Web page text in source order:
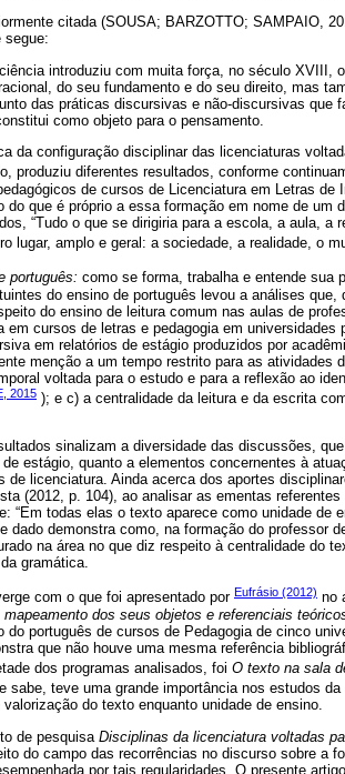
citada (SOUSA; BARZOTTO; SAMPAIO,
segue:
introduziu com muita força, no século XVIII,
do seu fundamento e do seu direito, mas
das práticas discursivas e não-discursivas que
como objeto para o pensamento.
da configuração disciplinar das licenciaturas
produziu diferentes resultados, conforme
de cursos de Licenciatura em Letras
do que é próprio a essa formação em nome de um
“Tudo o que se dirigiria para a escola, a aula, a
lugar, amplo e geral: a sociedade, a realidade, o
português: como se forma, trabalha e entende sua
do ensino de português levou a análises
do ensino de leitura comum nas aulas de
em cursos de letras e pedagogia em
em relatórios de estágio produzidos por
menção a um tempo restrito para as
voltada para o estudo e para a reflexão ao
2015 ); e c) a centralidade da leitura e da escrita
sinalizam a diversidade das discussões,
estágio, quanto a elementos concernentes à
de licenciatura. Ainda acerca dos aportes
(2012, p. 104), ao analisar as ementas
“Em todas elas o texto aparece como unidade
dado demonstra como, na formação do professor
na área no que diz respeito à centralidade do
gramática.
com o que foi apresentado por Eufrásio (2012) no
dos seus objetos e referenciais
do português de cursos de Pedagogia de cinco
que não houve uma mesma referência
dos programas analisados, foi O texto na sala
sabe, teve uma grande importância nos estudos
valorização do texto enquanto unidade de ensino.
de pesquisa Disciplinas da licenciatura voltadas
do campo das recorrências no discurso sobre a
por tais regularidades. O presente